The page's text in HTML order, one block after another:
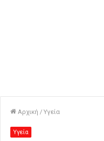
Αρχική / Υγεία
Υγεία